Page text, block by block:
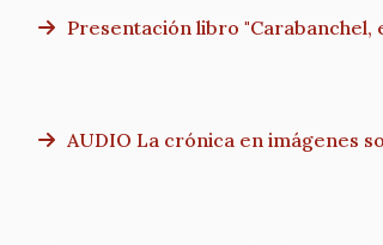
Presentación libro "Carabanchel,
AUDIO La crónica en imágenes